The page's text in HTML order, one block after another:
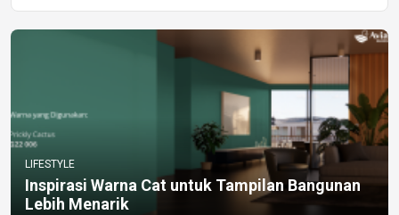
LIFESTYLE
Inspirasi Warna Cat untuk Tampilan Bangunan
Lebih Menarik